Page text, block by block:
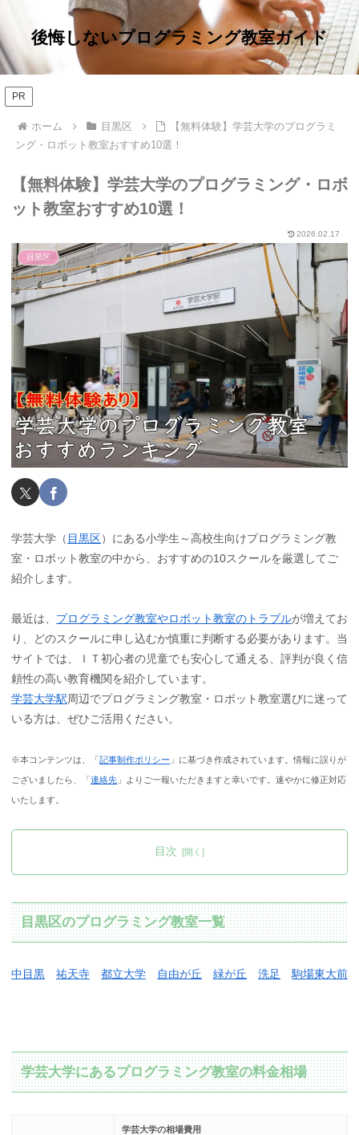
後悔しないプログラミング教室ガイド
PR
ホーム 目黒区
【無料体験】学芸大学のプログラミ
ング・ロボット教室おすすめ10選！
【無料体験】学芸大学のプログラミング・ロボ
ット教室おすすめ10選！
2026.02.17
目黒区
学芸大学（ 目黒区）にある小学生～高校生向けプログラミング教
室・ロボット教室の中から、おすすめの10スクールを厳選してご
紹介します。
最近は、 プログラミング教室やロボット教室のトラブルが増えてお
り、どのスクールに申し込むか慎重に判断する必要があります。当
サイトでは、ＩＴ初心者の児童でも安心して通える、評判が良く信
頼性の高い教育機関を紹介しています。
学芸大学駅 周辺でプログラミング教室・ロボット教室選びに迷って
いる方は、ぜひご活用ください。
※本コンテンツは、「記事制作ポリシー 」に基づき作成されています。情報に誤りが
ございましたら、「連絡先 」よりご一報いただきますと幸いです。速やかに修正対応
いたします。
目次
目黒区のプログラミング教室一覧
中目黒 祐天寺 都立大学 自由が丘 緑が丘 洗足 駒場東大前
学芸大学にあるプログラミング教室の料金相場
学芸大学の相場費用